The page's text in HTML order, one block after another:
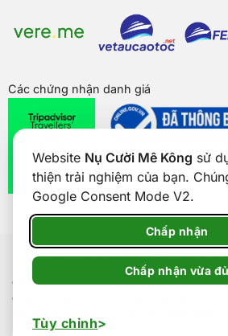
Website Nụ Cười Mê Kông sử
thiện trải nghiệm của bạn.
Google Consent Mode V2.
Chấp nhận
Chấp nhận vừa đủ
Tùy chỉnh
Các chứng nhận danh giá
Bản quyền củaNụ Cười Mê Kông®
THƯƠNG MẠI DU LỊCH NỤ CƯỜI MÊ
do sở KH & ĐT TP. Cần Thơ cấp ngày 24/
doanh lữ hành Quốc tế: 92-018/2022/
Nam. Điện thoại: 0292 888 9989. Email: